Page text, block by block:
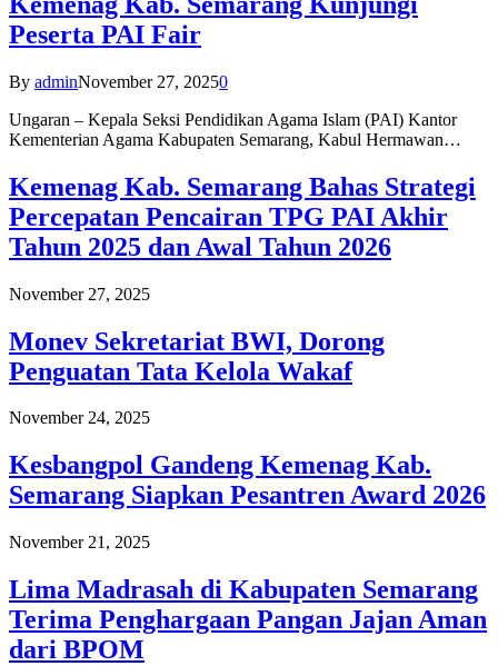
Peserta PAI Fair
By adminNovember 27, 20250
Ungaran – Kepala Seksi Pendidikan Agama Islam (PAI) Kantor
Kementerian Agama Kabupaten Semarang, Kabul Hermawan…
Kemenag Kab. Semarang Bahas Strategi
Percepatan Pencairan TPG PAI Akhir
Tahun 2025 dan Awal Tahun 2026
November 27, 2025
Monev Sekretariat BWI, Dorong
Penguatan Tata Kelola Wakaf
November 24, 2025
Kesbangpol Gandeng Kemenag Kab.
Semarang Siapkan Pesantren Award 2026
November 21, 2025
Lima Madrasah di Kabupaten Semarang
Terima Penghargaan Pangan Jajan Aman
dari BPOM